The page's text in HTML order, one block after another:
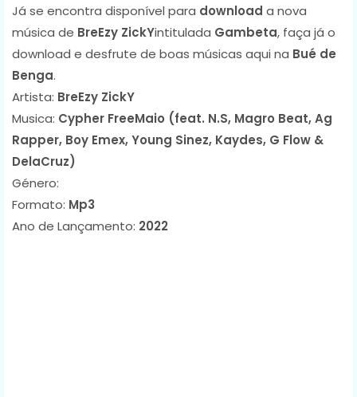
Já se encontra disponível para download a nova
música de BreEzy ZickYintitulada Gambeta, faça já o
download e desfrute de boas músicas aqui na Bué de
Benga.
Artista: BreEzy ZickY
Musica: Cypher FreeMaio (feat. N.S, Magro Beat, Ag
Rapper, Boy Emex, Young Sinez, Kaydes, G Flow &
DelaCruz)
Género:
Formato: Mp3
Ano de Lançamento: 2022